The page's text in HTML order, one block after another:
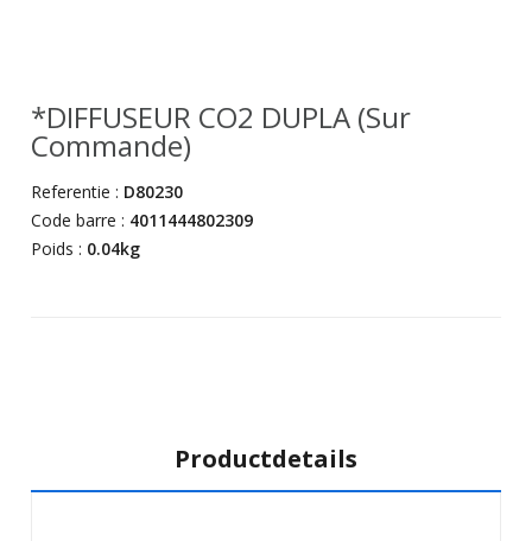
*DIFFUSEUR CO2 DUPLA (sur
Commande)
Referentie : D80230
Code barre : 4011444802309
Poids : 0.04kg
Productdetails